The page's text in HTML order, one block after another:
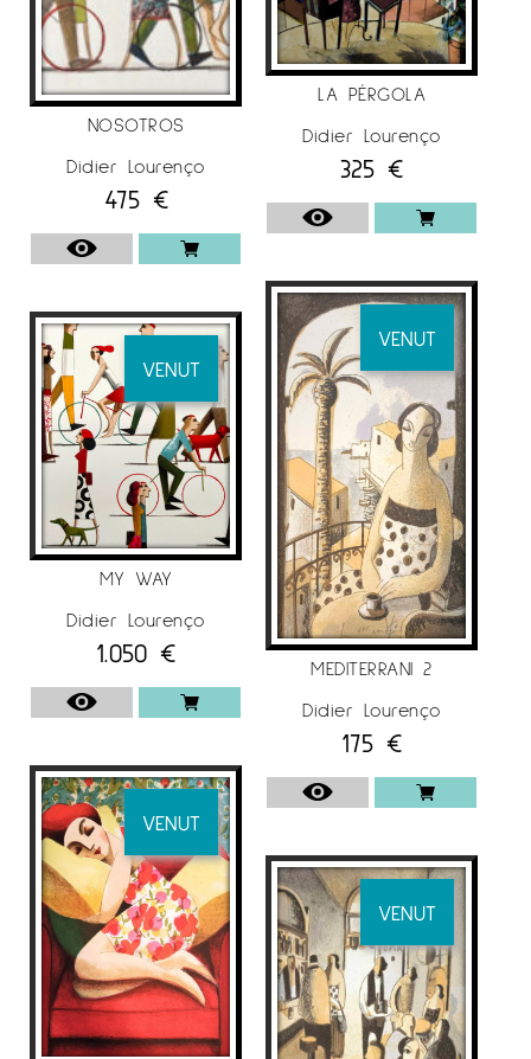
NOSOTROS
Didier Lourenço
475 €
VENUT
MY WAY
Didier Lourenço
1.050 €
VENUT
LA PÉRGOLA
Didier Lourenço
325 €
VENUT
MEDITERRANI 2
Didier Lourenço
175 €
VENUT